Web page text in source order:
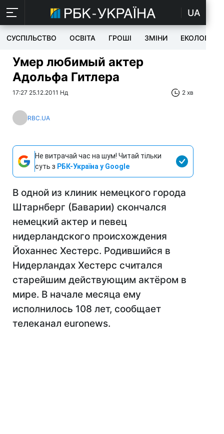
UA
СУСПІЛЬСТВО ОСВІТА ГРОШІ ЗМІНИ ЕКОЛОГІЯ
Умер любимый актер
Адольфа Гитлера
17:27 25.12.2011 Нд 2 хв
RBC.UA
Не витрачай час на шум! Читай тільки
суть з РБК-Україна у Google
В одной из клиник немецкого города
Штарнберг (Баварии) скончался
немецкий актер и певец
нидерландского происхождения
Йоханнес Хестерс. Родившийся в
Нидерландах Хестерс считался
старейшим действующим актёром в
мире. В начале месяца ему
исполнилось 108 лет, сообщает
телеканал euronews.